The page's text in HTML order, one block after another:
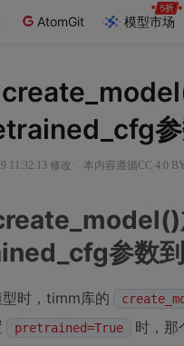
AtomGit 模型市场
11:32:13 修改 · 本内容遵循CC 4.0
参数
时，timm库的
pretrained=True
时，那